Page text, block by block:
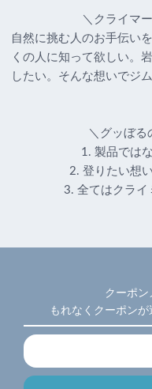
＼クライマ
自然に挑む人のお手伝い
くの人に知って欲しい。
したい。そんな想いでジ
＼グッぼる
1. 製品では
2. 登りたい想
3. 全てはクライ
クーポ
もれなくクーポンが